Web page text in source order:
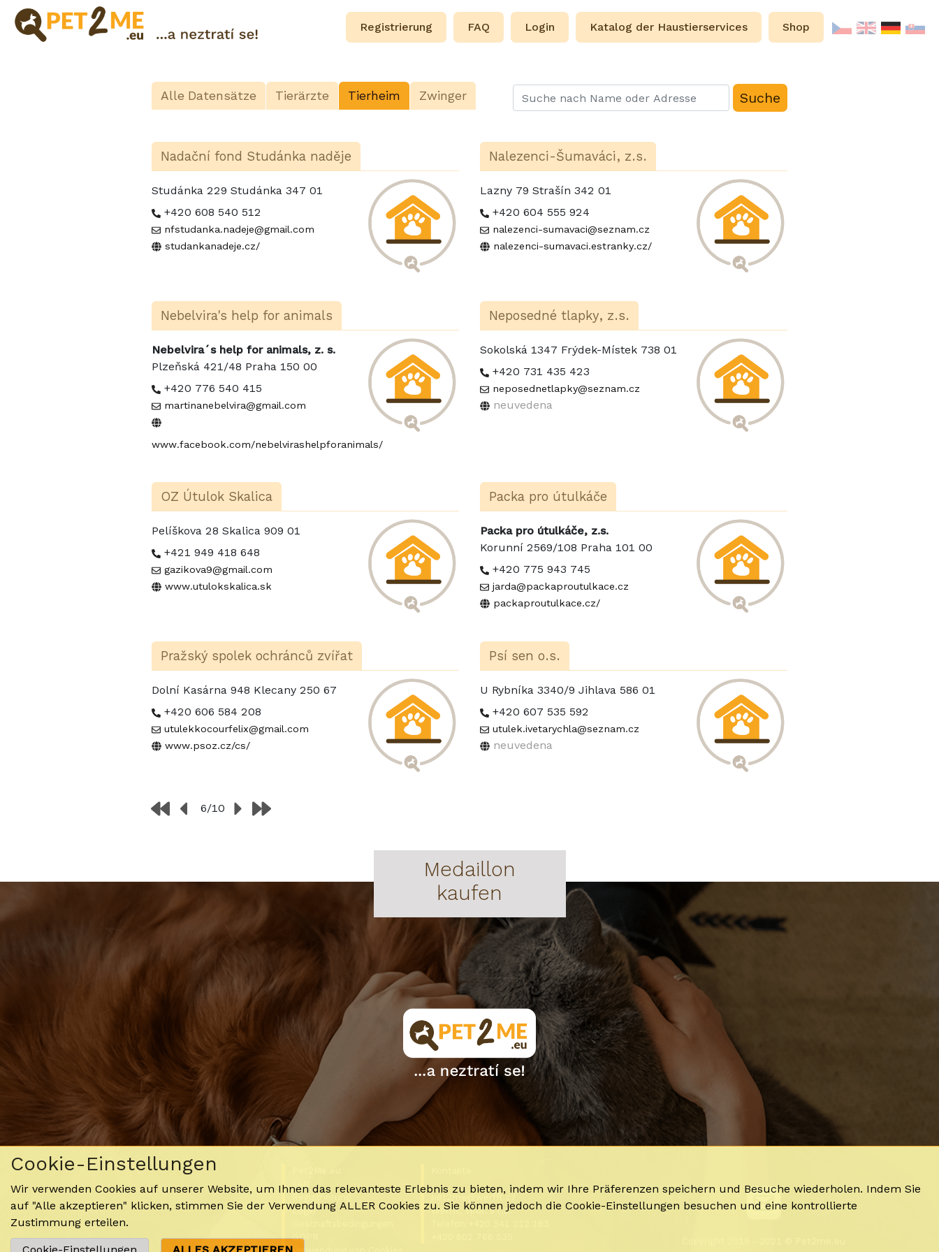
Cookie-Einstellungen
Wir verwenden Cookies auf unserer Website, um Ihnen das relevanteste Erlebnis zu bieten, indem wir Ihre Präferenzen speichern und Besuche wiederholen. Indem Sie
auf "Alle akzeptieren" klicken, stimmen Sie der Verwendung ALLER Cookies zu. Sie können jedoch die Cookie-Einstellungen besuchen und eine kontrollierte
Zustimmung erteilen.
Registrierung FAQ Login Katalog der Haustierservices Shop
Alle Datensätze Tierärzte Tierheim Zwinger
Nadační fond Studánka naděje
Studánka 229 Studánka 347 01
+420 608 540 512
nfstudanka.nadeje@gmail.com
studankanadeje.cz/
Nalezenci-Šumaváci, z.s.
Lazny 79 Strašín 342 01
+420 604 555 924
nalezenci-sumavaci@seznam.cz
nalezenci-sumavaci.estranky.cz/
Nebelvira's help for animals
Nebelvira´s help for animals, z. s.
Plzeňská 421/48 Praha 150 00
+420 776 540 415
martinanebelvira@gmail.com
www.facebook.com/nebelvirashelpforanimals/
Neposedné tlapky, z.s.
Sokolská 1347 Frýdek-Místek 738 01
+420 731 435 423
neposednetlapky@seznam.cz
neuvedena
OZ Útulok Skalica
Pelíškova 28 Skalica 909 01
+421 949 418 648
gazikova9@gmail.com
www.utulokskalica.sk
Packa pro útulkáče
Packa pro útulkáče, z.s.
Korunní 2569/108 Praha 101 00
+420 775 943 745
jarda@packaproutulkace.cz
packaproutulkace.cz/
Pražský spolek ochránců zvířat
Dolní Kasárna 948 Klecany 250 67
+420 606 584 208
utulekkocourfelix@gmail.com
www.psoz.cz/cs/
Psí sen o.s.
U Rybníka 3340/9 Jihlava 586 01
+420 607 535 592
utulek.ivetarychla@seznam.cz
neuvedena
6/10
Medaillon
kaufen
Login
GDPR
pet2me@werfft.cz
Werfft, spol. s r.o.